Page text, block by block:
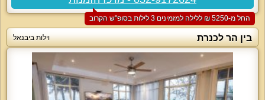
החל מ-‏5250 ₪ ללילה למזמינים 3 לילות בסופ"ש הקרוב
בין הר לכנרת וילות ביבנאל